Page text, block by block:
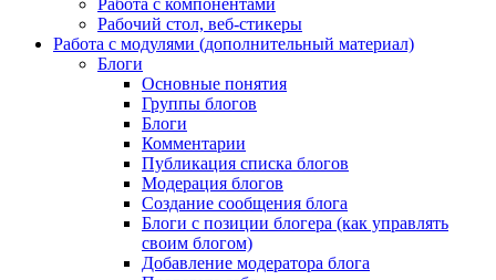
Работа с компонентами
Рабочий стол, веб-стикеры
Работа с модулями (дополнительный материал)
Блоги
Основные понятия
Группы блогов
Блоги
Комментарии
Публикация списка блогов
Модерация блогов
Создание сообщения блога
Блоги с позиции блогера (как управлять
своим блогом)
Добавление модератора блога